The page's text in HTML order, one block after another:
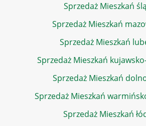
Sprzedaż Mieszkań
Sprzedaż Mieszkań
Sprzedaż Mieszkań
Sprzedaż Mieszkań
Sprzedaż Mieszkań
Sprzedaż Mieszkań
Sprzedaż Mieszkań